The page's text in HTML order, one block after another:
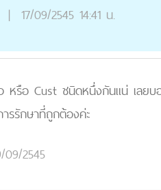
| 17/09/2545 14:41 น.
รือ Cust ชนิดหนึ่งกันแน่ เลยบอ
รรักษาที่ถูกต้องค่ะ
2545